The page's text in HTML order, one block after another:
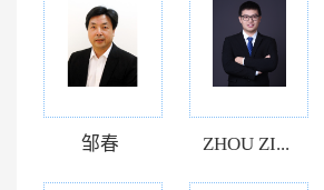
邹春 ZHOU ZI...